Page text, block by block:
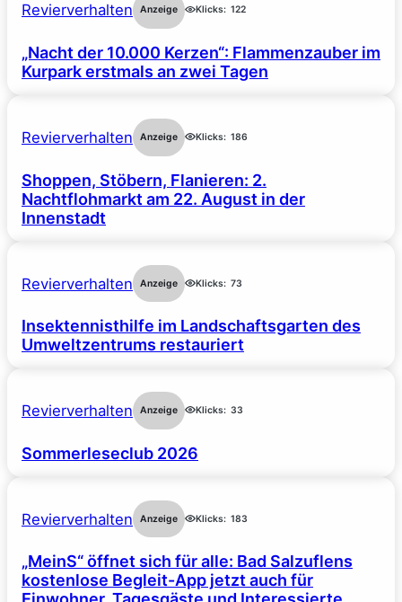
Revierverhalten Anzeige Klicks: 122
„Nacht der 10.000 Kerzen“: Flammenzauber im
Kurpark erstmals an zwei Tagen
Revierverhalten Anzeige Klicks: 186
Shoppen, Stöbern, Flanieren: 2.
Nachtflohmarkt am 22. August in der
Innenstadt
Revierverhalten Anzeige Klicks: 73
Insektennisthilfe im Landschaftsgarten des
Umweltzentrums restauriert
Revierverhalten Anzeige Klicks: 33
Sommerleseclub 2026
Revierverhalten Anzeige Klicks: 183
„MeinS“ öffnet sich für alle: Bad Salzuflens
kostenlose Begleit-App jetzt auch für